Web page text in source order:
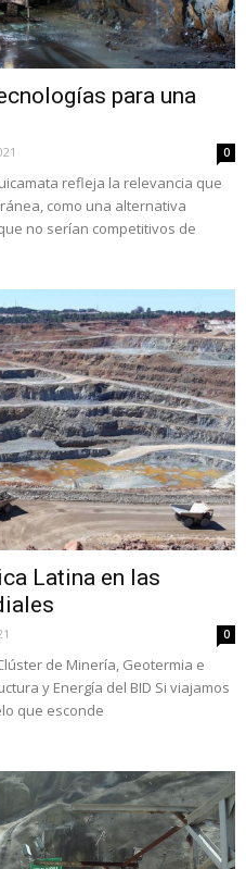
para una
0
refleja la relevancia que
como una alternativa
no serían competitivos de
Latina en las
0
de Minería, Geotermia e
y Energía del BID Si viajamos
que esconde